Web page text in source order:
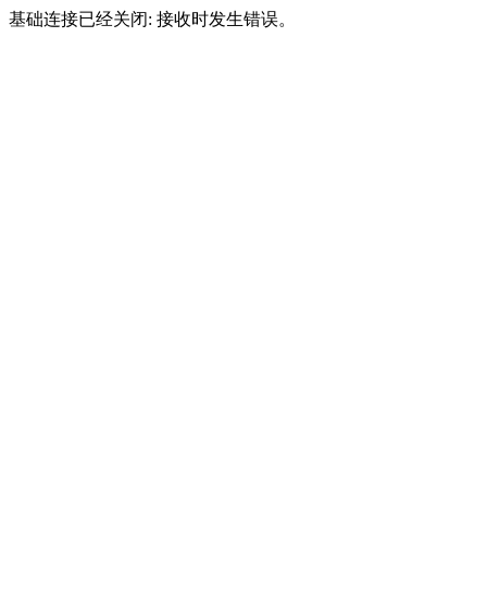
基础连接已经关闭: 接收时发生错误。